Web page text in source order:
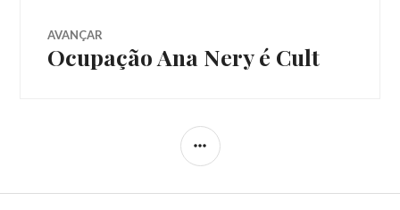
AVANÇAR
Próximo
Ocupação Ana Nery é Cult
LATERAL